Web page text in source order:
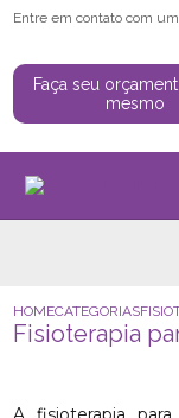
Entre em contato com
Faça seu
mesmo
HOMECATEGORIAS
Fisioterapia